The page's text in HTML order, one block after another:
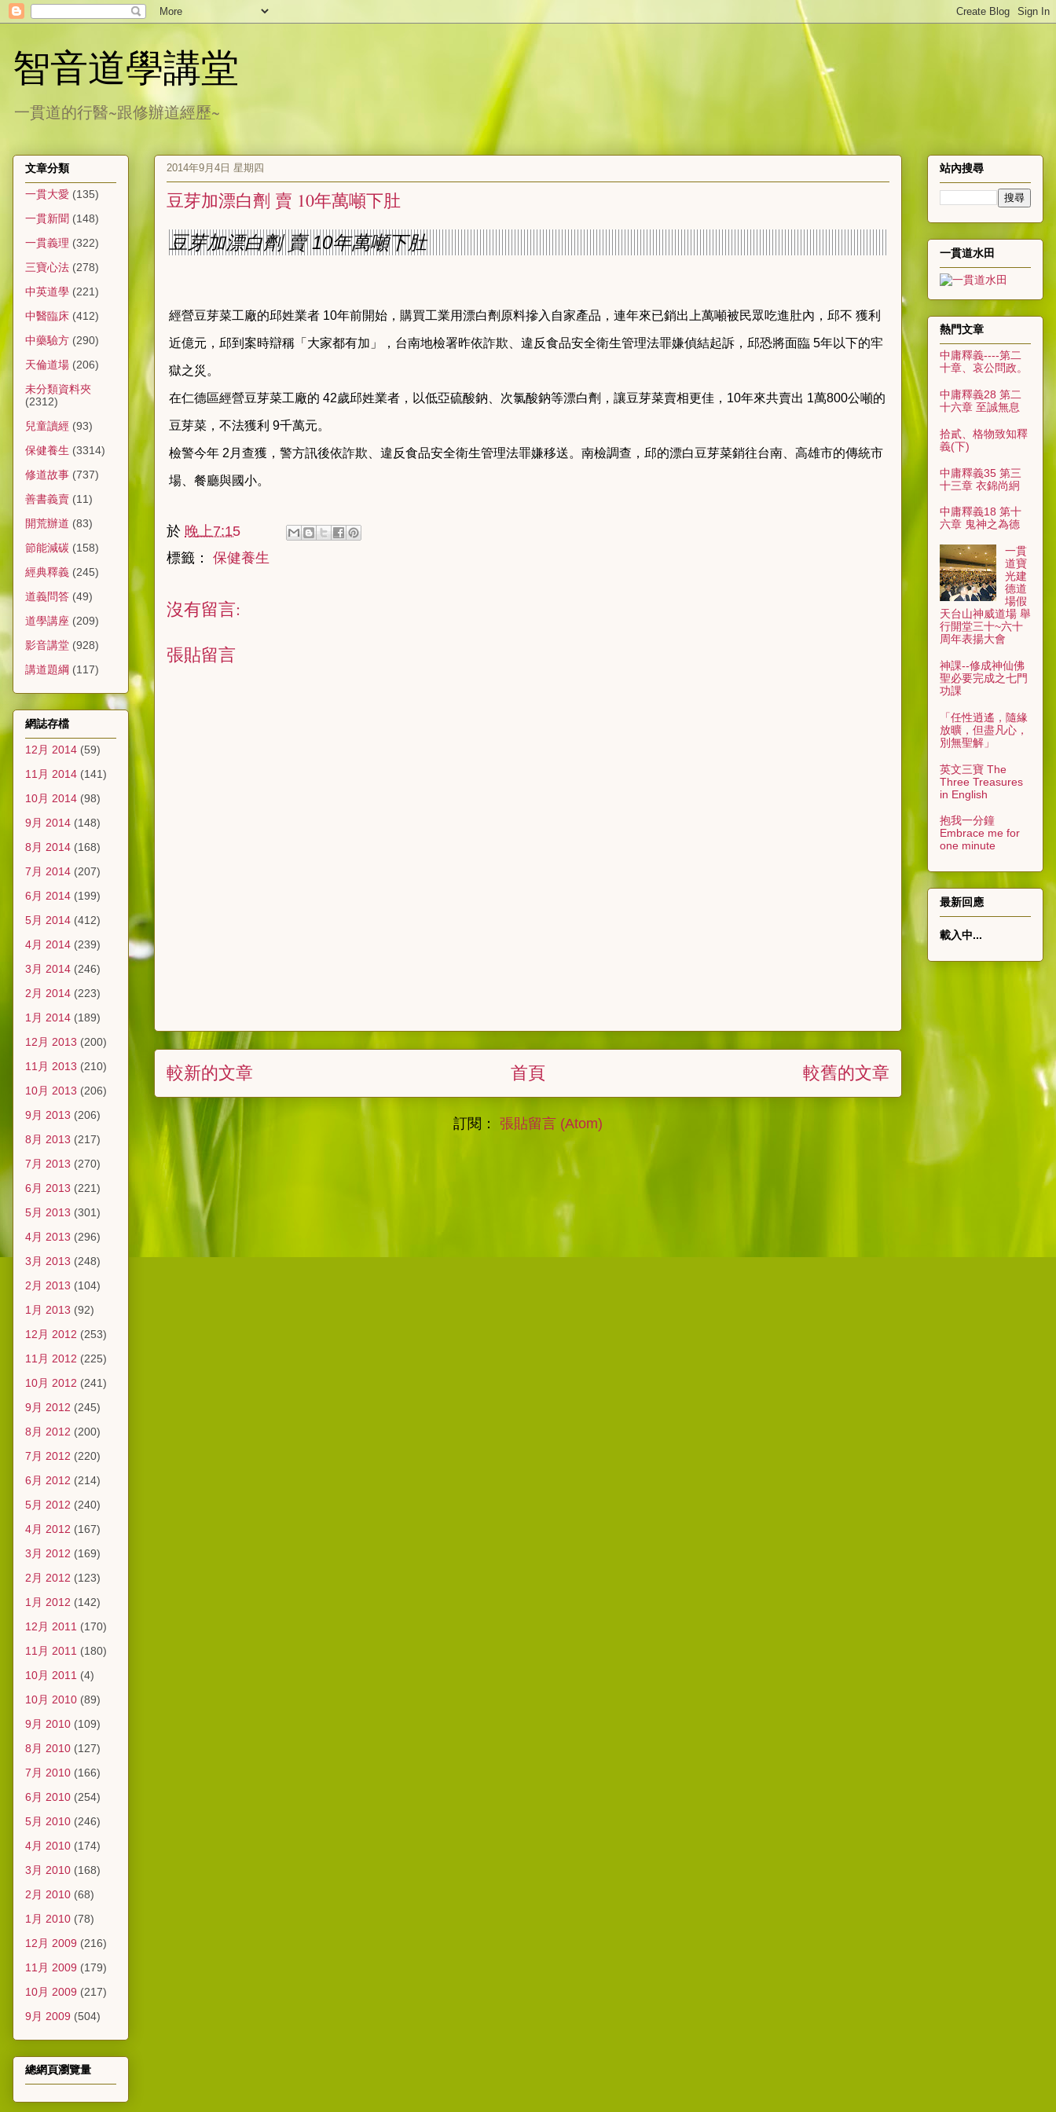
智音道學講堂
一貫道的行醫~跟修辦道經歷~
2014年9月4日 星期四
豆芽加漂白劑 賣 10年萬噸下肚
豆芽加漂白劑 賣 10年萬噸下肚
經營豆芽菜工廠的邱姓業者 10年前開始，購買工業用漂白劑原料摻入自家產品，連年來已銷出上萬噸被民眾吃進肚內，邱不 獲利
近億元，邱到案時辯稱「大家都有加」，台南地檢署昨依詐欺、違反食品安全衛生管理法罪嫌偵結起訴，邱恐將面臨 5年以下的牢
獄之災。
在仁德區經營豆芽菜工廠的 42歲邱姓業者，以低亞硫酸鈉、次氯酸鈉等漂白劑，讓豆芽菜賣相更佳，10年來共賣出 1萬800公噸的
豆芽菜，不法獲利 9千萬元。
檢警今年 2月查獲，警方訊後依詐欺、違反食品安全衛生管理法罪嫌移送。南檢調查，邱的漂白豆芽菜銷往台南、高雄市的傳統市
場、餐廳與國小。
於 晚上7:15
標籤： 保健養生
沒有留言:
張貼留言
較新的文章 較舊的文章
首頁
訂閱： 張貼留言 (Atom)
文章分類
一貫大愛 (135)
一貫新聞 (148)
一貫義理 (322)
三寶心法 (278)
中英道學 (221)
中醫臨床 (412)
中藥驗方 (290)
天倫道場 (206)
未分類資料夾
(2312)
兒童讀經 (93)
保健養生 (3314)
修道故事 (737)
善書義賣 (11)
開荒辦道 (83)
節能減碳 (158)
經典釋義 (245)
道義問答 (49)
道學講座 (209)
影音講堂 (928)
講道題綱 (117)
網誌存檔
12月 2014 (59)
11月 2014 (141)
10月 2014 (98)
9月 2014 (148)
8月 2014 (168)
7月 2014 (207)
6月 2014 (199)
5月 2014 (412)
4月 2014 (239)
3月 2014 (246)
2月 2014 (223)
1月 2014 (189)
12月 2013 (200)
11月 2013 (210)
10月 2013 (206)
9月 2013 (206)
8月 2013 (217)
7月 2013 (270)
6月 2013 (221)
5月 2013 (301)
4月 2013 (296)
3月 2013 (248)
2月 2013 (104)
1月 2013 (92)
12月 2012 (253)
11月 2012 (225)
10月 2012 (241)
9月 2012 (245)
8月 2012 (200)
7月 2012 (220)
6月 2012 (214)
5月 2012 (240)
4月 2012 (167)
3月 2012 (169)
2月 2012 (123)
1月 2012 (142)
12月 2011 (170)
11月 2011 (180)
10月 2011 (4)
10月 2010 (89)
9月 2010 (109)
8月 2010 (127)
7月 2010 (166)
6月 2010 (254)
5月 2010 (246)
4月 2010 (174)
3月 2010 (168)
2月 2010 (68)
1月 2010 (78)
12月 2009 (216)
11月 2009 (179)
10月 2009 (217)
9月 2009 (504)
總網頁瀏覽量
站內搜尋
一貫道水田
熱門文章
中庸釋義----第二
十章、哀公問政。
中庸釋義28 第二
十六章 至誠無息
拾貳、格物致知釋
義(下)
中庸釋義35 第三
十三章 衣錦尚絅
中庸釋義18 第十
六章 鬼神之為德
一貫
道寶
光建
德道
場假
天台山神威道場 舉
行開堂三十~六十
周年表揚大會
神課--修成神仙佛
聖必要完成之七門
功課
「任性逍遙，隨緣
放曠，但盡凡心，
別無聖解」
英文三寶 The
Three Treasures
in English
抱我一分鐘
Embrace me for
one minute
最新回應
載入中...